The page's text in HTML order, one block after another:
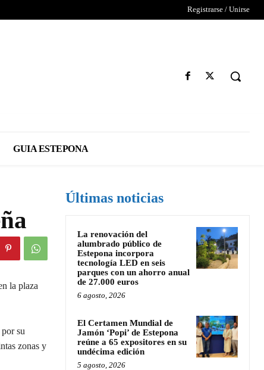
Registrarse / Unirse
GUIA ESTEPONA
la plaza
su
zonas y
Últimas noticias
La renovación del
alumbrado público de
Estepona incorpora
tecnología LED en seis
parques con un ahorro anual
de 27.000 euros
6 agosto, 2026
El Certamen Mundial de
Jamón ‘Popi’ de Estepona
reúne a 65 expositores en su
undécima edición
5 agosto, 2026